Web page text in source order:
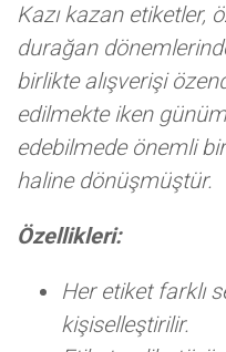
Kazı kazan etiketler,
durağan
birlikte alışverişi
edilmekte iken
edebilmede önemli
haline dönüşmüştür.
Özellikleri:
Her etiket farklı
kişiselleştirilir.